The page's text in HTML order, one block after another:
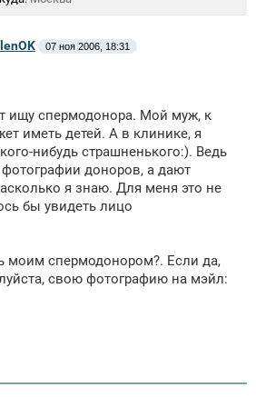
СlenOK 07 ноя 2006, 18:31
ищу спермодонора. Мой муж, к
иметь детей. А в клинике, я
нибудь страшненького:). Ведь
доноров, а дают
я знаю. Для меня это не
бы увидеть лицо
моим спермодонором?. Если да,
свою фотографию на мэйл: